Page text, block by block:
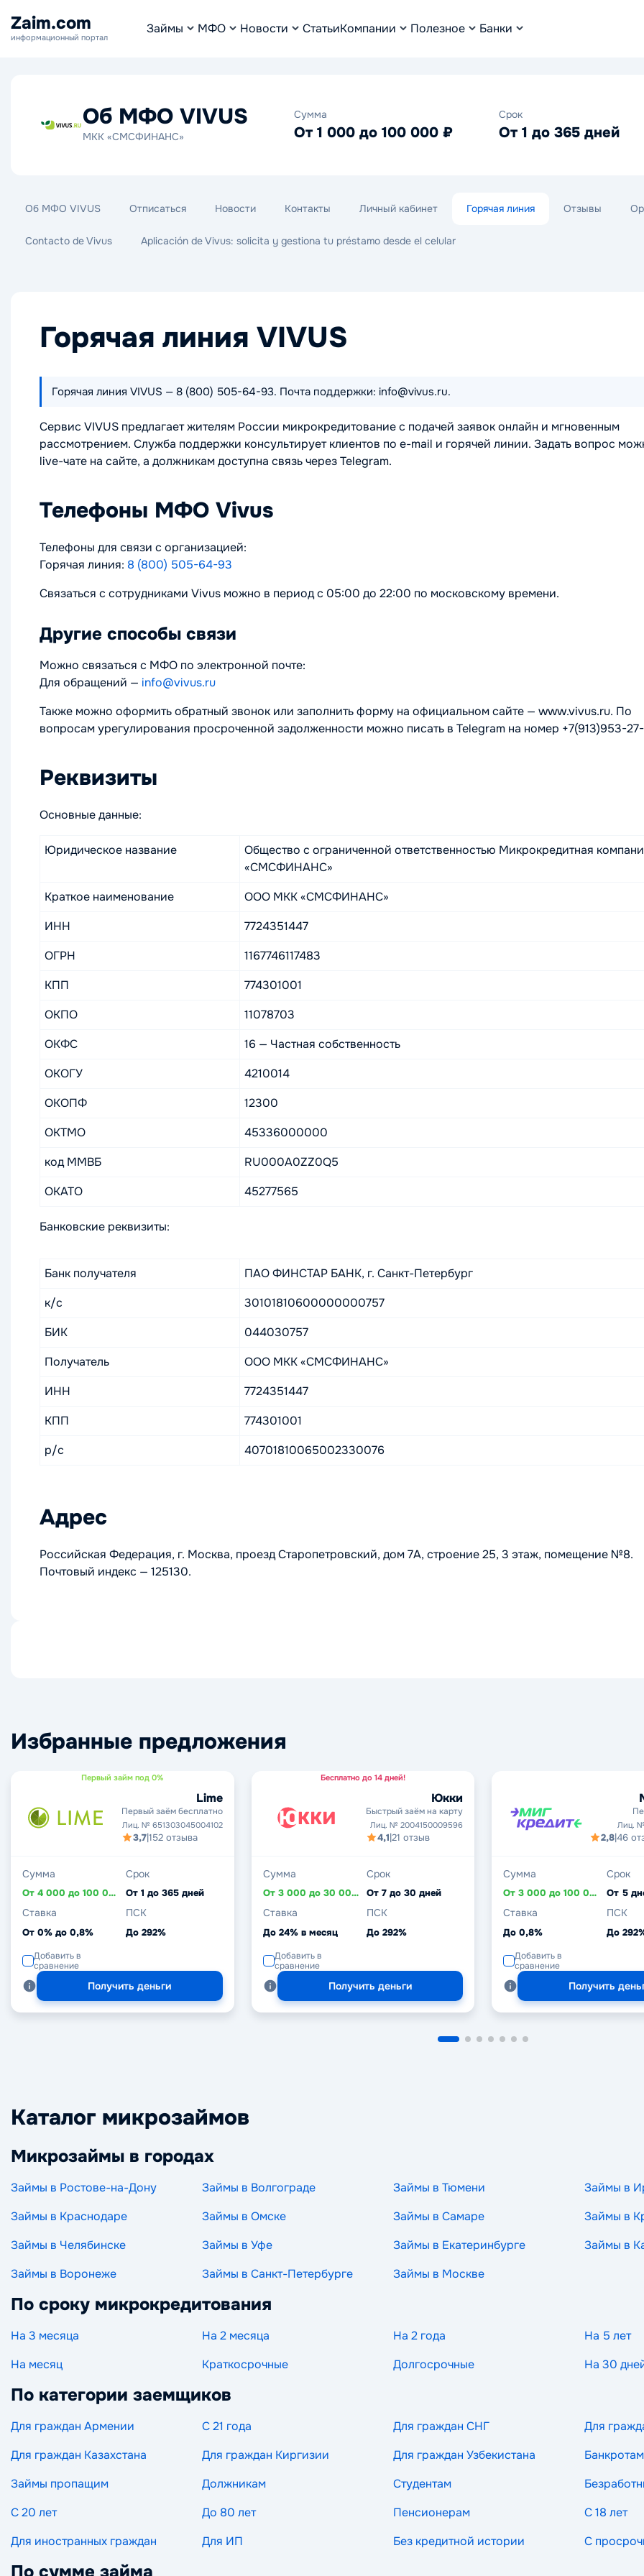
Zaim.com
информационный портал
Займы МФО Новости СтатьиКомпании Полезное Банки
Об МФО VIVUS
МКК «СМСФИНАНС»
Сумма
От 1 000 до 100 000 ₽
Срок
От 1 до 365 дней
Об МФО VIVUS Отписаться Новости Контакты Личный кабинет Горячая линия Отзывы
Contacto de Vivus Aplicación de Vivus: solicita y gestiona tu préstamo desde el celular
Горячая линия VIVUS
Горячая линия VIVUS — 8 (800) 505-64-93. Почта поддержки: info@vivus.ru.
Сервис VIVUS предлагает жителям России микрокредитование с подачей заявок онлайн и мгновенным
рассмотрением. Служба поддержки консультирует клиентов по e-mail и горячей линии. Задать вопрос
live-чате на сайте, а должникам доступна связь через Telegram.
Телефоны МФО Vivus
Телефоны для связи с организацией:
Горячая линия: 8 (800) 505-64-93
Связаться с сотрудниками Vivus можно в период с 05:00 до 22:00 по московскому времени.
Другие способы связи
Можно связаться с МФО по электронной почте:
Для обращений — info@vivus.ru
Также можно оформить обратный звонок или заполнить форму на официальном сайте — www.vivus.ru. По
вопросам урегулирования просроченной задолженности можно писать в Telegram на номер +7(913)953-
Реквизиты
Основные данные:
Юридическое название
Общество с ограниченной ответственностью Микрокредитная
«СМСФИНАНС»
Краткое наименование
ООО МКК «СМСФИНАНС»
ИНН
7724351447
ОГРН
1167746117483
КПП
774301001
ОКПО
11078703
ОКФС
16 — Частная собственность
ОКОГУ
4210014
ОКОПФ
12300
ОКТМО
45336000000
код ММВБ
RU000A0ZZ0Q5
ОКАТО
45277565
Банковские реквизиты:
Банк получателя
ПАО ФИНСТАР БАНК, г. Санкт-Петербург
к/c
30101810600000000757
БИК
044030757
Получатель
ООО МКК «СМСФИНАНС»
ИНН
7724351447
КПП
774301001
р/с
40701810065002330076
Адрес
Российская Федерация, г. Москва, проезд Старопетровский, дом 7А, строение 25, 3 этаж, помещение №8.
Почтовый индекс — 125130.
Избранные предложения
Первый займ под 0%
Lime
Первый заём бесплатно
Лиц. № 651303045004102
3,7|152 отзыва
Сумма
От 4 000 до 100 000 ₽
Срок
От 1 до 365 дней
Ставка
От 0% до 0,8%
ПСК
До 292%
Добавить в
сравнение
Получить деньги
Бесплатно до 14 дней!
Юкки
Быстрый заём на карту
Лиц. № 2004150009596
4,1|21 отзыв
Сумма
От 3 000 до 30 000 ₽
Срок
От 7 до 30 дней
Ставка
До 24% в месяц
ПСК
До 292%
Добавить в
сравнение
Получить деньги
Лиц. №
2,8|46
Сумма
От 3 000 до 100 000 ₽
Срок
Ставка
До 0,8%
ПСК
До
Добавить в
сравнение
Получить
Каталог микрозаймов
Микрозаймы в городах
Займы в Ростове-на-Дону Займы в Волгограде Займы в Тюмени Займы в
Займы в Краснодаре
Займы в Омске Займы в Самаре Займы в
Займы в Челябинске
Займы в Уфе Займы в Екатеринбурге Займы в
Займы в Воронеже
Займы в Санкт-Петербурге Займы в Москве
По сроку микрокредитования
На 3 месяца На 2 месяца На 2 года На 5 лет
На месяц
Краткосрочные Долгосрочные На 30
По категории заемщиков
Для граждан Армении С 21 года Для граждан СНГ Для
Для граждан Казахстана
Для граждан Киргизии Для граждан Узбекистана Банкротам
Займы пропащим
Должникам Студентам
С 20 лет
До 80 лет Пенсионерам С 18 лет
Для иностранных граждан
Для ИП Без кредитной истории С
По сумме займа